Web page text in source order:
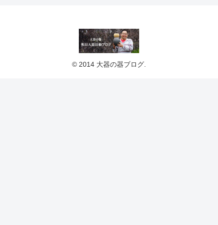
© 2014 大器の器ブログ.